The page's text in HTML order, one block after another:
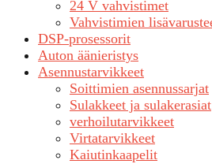
24 V vahvistimet
Vahvistimien
DSP-prosessorit
Auton äänieristys
Asennustarvikkeet
Soittimien asennussarjat
Sulakkeet ja sulakerasiat
verhoilutarvikkeet
Virtatarvikkeet
Kaiutinkaapelit